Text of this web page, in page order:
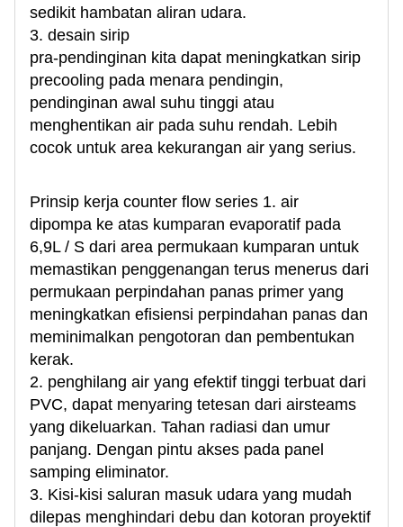
sedikit hambatan aliran udara.
3. desain sirip
pra-pendinginan kita dapat meningkatkan sirip
precooling pada menara pendingin,
pendinginan awal suhu tinggi atau
menghentikan air pada suhu rendah. Lebih
cocok untuk area kekurangan air yang serius.
Prinsip kerja counter flow series 1. air
dipompa ke atas kumparan evaporatif pada
6,9L / S dari area permukaan kumparan untuk
memastikan penggenangan terus menerus dari
permukaan perpindahan panas primer yang
meningkatkan efisiensi perpindahan panas dan
meminimalkan pengotoran dan pembentukan
kerak.
2. penghilang air yang efektif tinggi terbuat dari
PVC, dapat menyaring tetesan dari airsteams
yang dikeluarkan. Tahan radiasi dan umur
panjang. Dengan pintu akses pada panel
samping eliminator.
3. Kisi-kisi saluran masuk udara yang mudah
dilepas menghindari debu dan kotoran proyektif